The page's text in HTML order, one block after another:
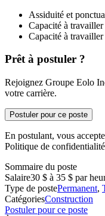
Assiduité et
Capacité à
Capacité à travailler
Prêt à postuler ?
Rejoignez Groupe Eolo
votre carrière.
Postuler pour ce poste
En postulant, vous
Politique de
Sommaire du poste
Salaire30 $ à 35 $ par
Type de postePermanent,
CatégoriesConstruction
Postuler pour ce poste